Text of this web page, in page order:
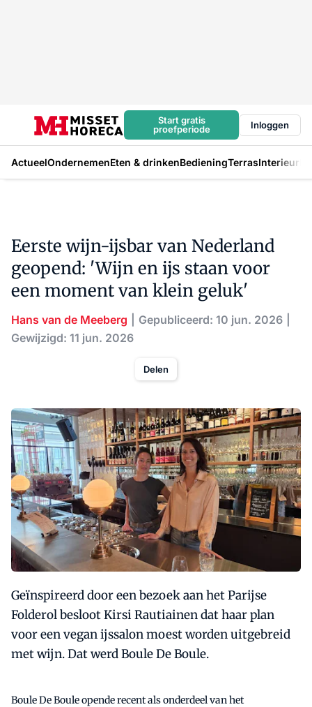
Start gratis
proefperiode
Inloggen
ActueelOndernemenEten & drinkenBedieningTerrasInterieur
Eerste wijn-ijsbar van Nederland
geopend: 'Wijn en ijs staan voor
een moment van klein geluk'
Hans van de Meeberg
Gepubliceerd: 10 jun. 2026
Gewijzigd: 11 jun. 2026
Delen
Geïnspireerd door een bezoek aan het Parijse
Folderol besloot Kirsi Rautiainen dat haar plan
voor een vegan ijssalon moest worden uitgebreid
met wijn. Dat werd Boule De Boule.
Boule De Boule opende recent als onderdeel van het